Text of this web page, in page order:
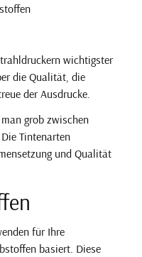
wichtigster
die Qualität, die
der Ausdrucke.
grob zwischen
Tintenarten
und Qualität
für Ihre
basiert. Diese